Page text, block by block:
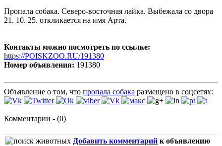
Пропала собака. Северо-восточная лайка. Выбежала со двора
21. 10. 25. откликается на имя Арта.
Контакты можно посмотреть по ссылке:
https://POISKZOO.RU/191380
Номер объявления: 191380
Объявление о том, что пропала собака размещено в соцсетях:
Комментарии - (0)
Добавить комментарий к объявлению